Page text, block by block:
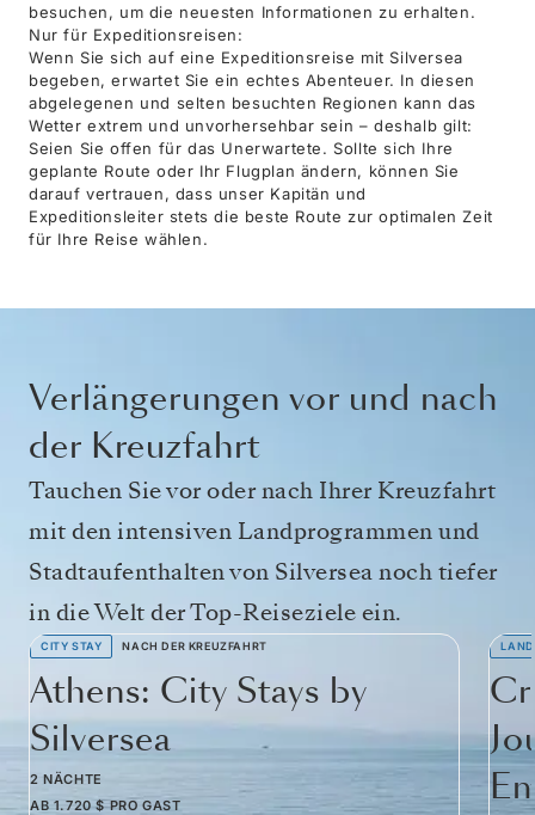
besuchen, um die neuesten Informationen zu erhalten.
Nur für Expeditionsreisen:
Wenn Sie sich auf eine Expeditionsreise mit Silversea
begeben, erwartet Sie ein echtes Abenteuer. In diesen
abgelegenen und selten besuchten Regionen kann das
Wetter extrem und unvorhersehbar sein – deshalb gilt:
Seien Sie offen für das Unerwartete. Sollte sich Ihre
geplante Route oder Ihr Flugplan ändern, können Sie
darauf vertrauen, dass unser Kapitän und
Expeditionsleiter stets die beste Route zur optimalen Zeit
für Ihre Reise wählen.
Verlängerungen vor und nach
der Kreuzfahrt
Tauchen Sie vor oder nach Ihrer Kreuzfahrt
mit den intensiven Landprogrammen und
Stadtaufenthalten von Silversea noch tiefer
in die Welt der Top-Reiseziele ein.
CITY STAY NACH DER KREUZFAHRT
Athens: City Stays by
Silversea
2 NÄCHTE
AB 1.720 $ PRO GAST